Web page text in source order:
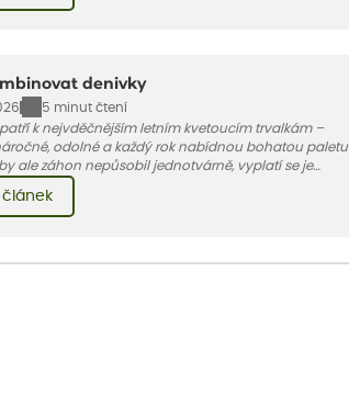
denivky
5 minut čtení
k nejvděčnějším letním kvetoucím trvalkám –
odolné a každý rok nabídnou bohatou paletu
ale záhon nepůsobil jednotvárně, vyplatí se je
a travinami denivky nejlépe ladí.